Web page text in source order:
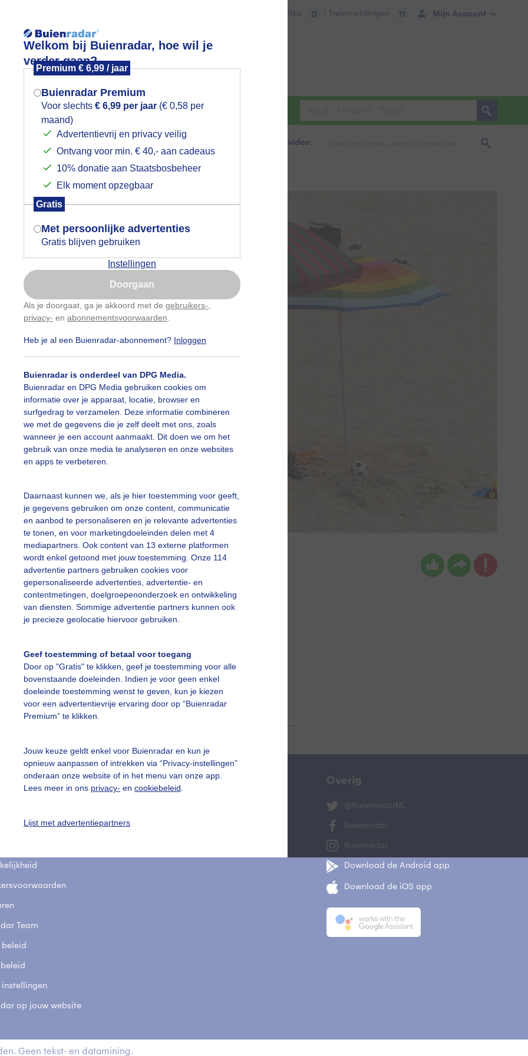
Welkom bij Buienradar, hoe wil je
verder gaan?
Premium € 6,99 / jaar
Buienradar Premium
Voor slechts € 6,99 per jaar (€ 0,58 per
maand)
Advertentievrij en privacy veilig
Ontvang voor min. € 40,- aan cadeaus
10% donatie aan Staatsbosbeheer
Elk moment opzegbaar
Gratis
Met persoonlijke advertenties
Gratis blijven gebruiken
Instellingen
Doorgaan
Als je doorgaat, ga je akkoord met de gebruikers-
privacy- en abonnementsvoorwaarden
Heb je al een Buienradar-abonnement? Inloggen
Buienradar is onderdeel van DPG Media.
Buienradar en DPG Media gebruiken cookies om
informatie over je apparaat, locatie, browser en
surfgedrag te verzamelen. Deze informatie combineren
we met de gegevens die je zelf deelt met ons, zoals
wanneer je een account aanmaakt. Dit doen we om het
gebruik van onze media te analyseren en onze websites
en apps te verbeteren.
Daarnaast kunnen we, als je hier toestemming voor geeft,
je gegevens gebruiken om onze content, communicatie
en aanbod te personaliseren en je relevante advertenties
te tonen, en voor marketingdoeleinden delen met 4
mediapartners. Ook content van 13 externe platformen
wordt enkel getoond met jouw toestemming. Onze 114
advertentie partners gebruiken cookies voor
gepersonaliseerde advertenties, advertentie- en
contentmetingen, doelgroepenonderzoek en ontwikkeling
van diensten. Sommige advertentie partners kunnen ook
je precieze geolocatie hiervoor gebruiken.
Geef toestemming of betaal voor toegang
Door op "Gratis" te klikken, geef je toestemming voor alle
bovenstaande doeleinden. Indien je voor geen enkel
doeleinde toestemming wenst te geven, kun je kiezen
voor een advertentievrije ervaring door op “Buienradar
Premium” te klikken.
Jouw keuze geldt enkel voor Buienradar en kun je
opnieuw aanpassen of intrekken via “Privacy-instellingen”
onderaan onze website of in het menu van onze app.
Lees meer in ons privacy- en cookiebeleid
Lijst met advertentiepartners
Mijn Account
Files 0 | Treinmeldingen 11
Foto en video Weerzine
Zoeken in foto & video:
warm strandweer
Anne-Marie van Iersel Gemaakt: 13-08-2025, 46x bekeken
Zomer Wolken
vragen
Team
beleid
instellingen
op jouw website
Mijn weer Overig
@BuienradarNL
Buienradar
Buienradar
Download de Android app
Download de iOS app
Geen tekst- en datamining.
Mogen we je locatie gebruiken voor
het weer?
Indien je hier nog geen akkoord op hebt
gegeven, verschijnt er zo een pop-up uit
je browser waarin deze toestemming
gevraagd wordt.
Is goed, toon de popup
Nu niet, misschien later
Gebruik je Safari en wil je niet elke dag deze pop-up
Klikhierom dit aan te passen